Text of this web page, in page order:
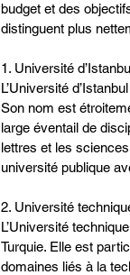
budget et des
distinguent plus
1. Université
L’Université
Son nom est
large éventail de
lettres et les
université publique
2. Université
L’Université
Turquie. Elle est
domaines liés à la